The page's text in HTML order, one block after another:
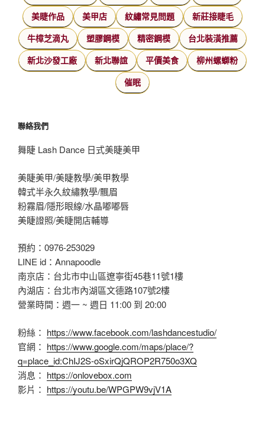
美睫作品 美甲店 紋繡常見問題 新莊接睫毛
牛樟芝滴丸 塑膠鋼模 精密鋼模 台北裝潢推薦
新北沙發工廠 新北聯誼 平價美食 柳州螺螄粉
催眠
聯絡我們
舞睫 Lash Dance 日式美睫美甲
美睫美甲/美睫教學/美甲教學
韓式半永久紋繡教學/飄眉
粉霧眉/隱形眼線/水晶嘟嘟唇
美睫證照/美睫開店輔導
預約：0976-253029
LINE id：Annapoodle
南京店：台北市中山區遼寧街45巷11號1樓
內湖店：台北市內湖區文德路107號2樓
營業時間：週一 ~ 週日 11:00 到 20:00
粉絲： https://www.facebook.com/lashdancestudio/
官網： https://www.google.com/maps/place/?
q=place_id:ChIJ2S-oSxirQjQROP2R750o3XQ
消息： https://onlovebox.com
影片： https://youtu.be/WPGPW9vjV1A